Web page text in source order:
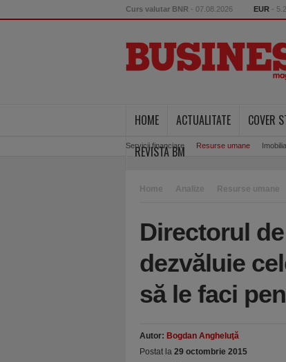
Curs valutar BNR - 07.08.2026 EUR -
HOME ACTUALITATE COVER
Servicii financiare Resurse umane
REVISTA BM
Home Analize Resurse umane
Directorul
dezvăluie
să le faci
Autor: Bogdan Angheluţă
Postat la 29 octombrie 2015